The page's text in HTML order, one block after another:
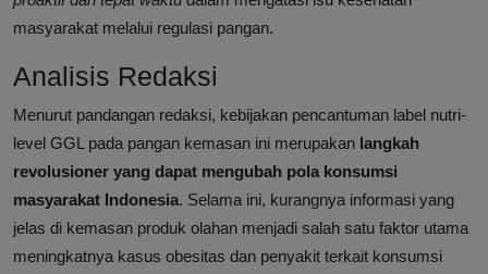
masyarakat melalui regulasi pangan.
Analisis Redaksi
Menurut pandangan redaksi, kebijakan pencantuman label nutri-
level GGL pada pangan kemasan ini merupakan langkah
revolusioner yang dapat mengubah pola konsumsi
masyarakat Indonesia. Selama ini, kurangnya informasi yang
jelas di kemasan produk olahan menjadi salah satu faktor utama
meningkatnya kasus obesitas dan penyakit terkait konsumsi